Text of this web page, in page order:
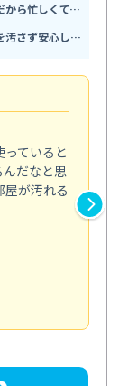
スマホで予約完結し金額も事前明確だから忙しくても頼みやすい
作業中はしっかり養生するから部屋を汚さず安心して任せられる
ていると
だなと思
が汚れる